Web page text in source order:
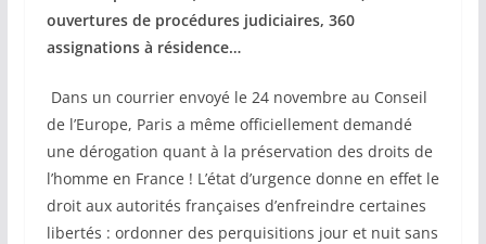
ouvertures de procédures judiciaires, 360
assignations à résidence…
Dans un courrier envoyé le 24 novembre au Conseil
de l’Europe, Paris a même officiellement demandé
une dérogation quant à la préservation des droits de
l’homme en France ! L’état d’urgence donne en effet le
droit aux autorités françaises d’enfreindre certaines
libertés : ordonner des perquisitions jour et nuit sans